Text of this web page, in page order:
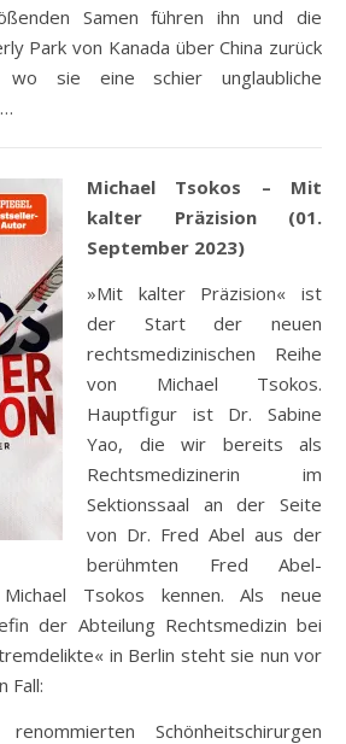
Samen führen ihn und die
Park von Kanada über China zurück
wo sie eine schier unglaubliche
Michael Tsokos – Mit
kalter Präzision (01.
September 2023)
»Mit kalter Präzision« ist
der Start der neuen
rechtsmedizinischen Reihe
von Michael Tsokos.
Hauptfigur ist Dr. Sabine
Yao, die wir bereits als
Rechtsmedizinerin im
Sektionssaal an der Seite
von Dr. Fred Abel aus der
berühmten Fred Abel-
Tsokos kennen. Als neue
der Abteilung Rechtsmedizin bei
in Berlin steht sie nun vor
Fall:
Schönheitschirurgen